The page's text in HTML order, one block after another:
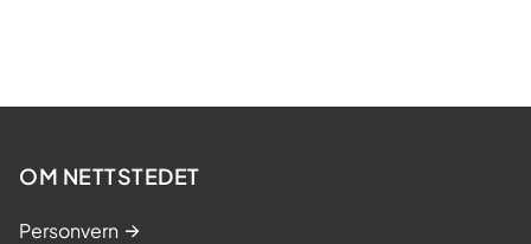
OM NETTSTEDET
Personvern